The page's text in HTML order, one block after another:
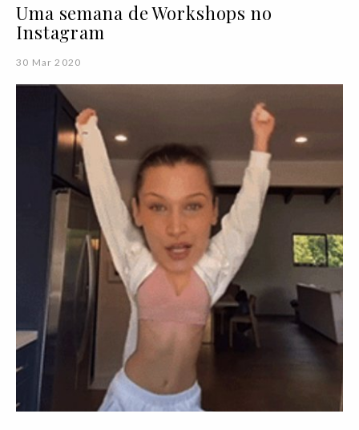
Uma semana de Workshops no
Instagram
30 Mar 2020